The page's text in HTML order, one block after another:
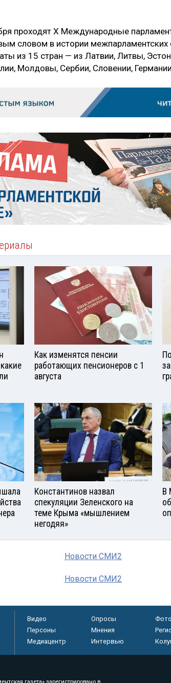
проходят Х Международные
словом в истории межпарламентских
из 15 стран — из Латвии, Литвы,
Молдовы, Сербии, Словении,
Как изменятся пенсии
работающих пенсионеров с 1
августа
Константинов назвал
спекуляции Зеленского на
теме Крыма «мышлением
негодяя»
В
Новости СМИ2
Новости СМИ2
Видео Опросы
Фото
Персоны
Мнения
Медиацентр
Интервью
газета» зарегистрировано в